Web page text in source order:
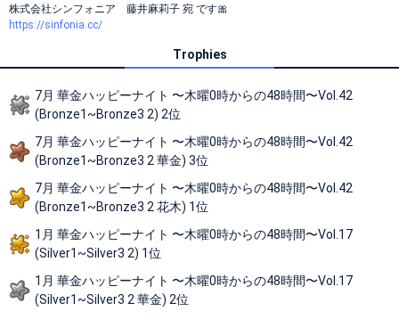
株式会社シンフォニア 藤井麻莉子 宛 です🎀
https://sinfonia.cc/
Trophies
7月 華金ハッピーナイト 〜木曜0時からの48時間〜Vol.42
(Bronze1~Bronze3 2) 2位
7月 華金ハッピーナイト 〜木曜0時からの48時間〜Vol.42
(Bronze1~Bronze3 2 華金) 3位
7月 華金ハッピーナイト 〜木曜0時からの48時間〜Vol.42
(Bronze1~Bronze3 2 花木) 1位
1月 華金ハッピーナイト 〜木曜0時からの48時間〜Vol.17
(Silver1~Silver3 2) 1位
1月 華金ハッピーナイト 〜木曜0時からの48時間〜Vol.17
(Silver1~Silver3 2 華金) 2位